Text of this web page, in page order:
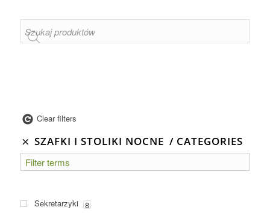
Clear filters
SZAFKI I STOLIKI NOCNE CATEGORIES
Sekretarzyki 8